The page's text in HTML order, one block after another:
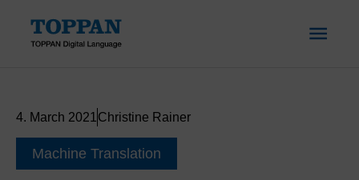
content
4. March 2021 Christine Rainer
Machine Translation